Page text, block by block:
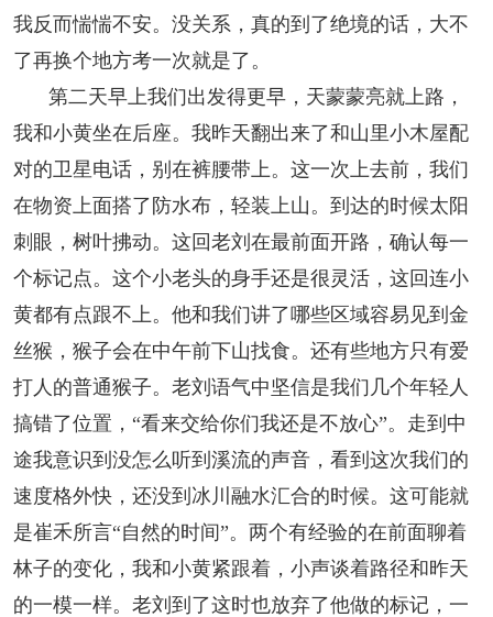
我反而惴惴不安。没关系，真的到了绝境的话，大不
了再换个地方考一次就是了。
第二天早上我们出发得更早，天蒙蒙亮就上路，
我和小黄坐在后座。我昨天翻出来了和山里小木屋配
对的卫星电话，别在裤腰带上。这一次上去前，我们
在物资上面搭了防水布，轻装上山。到达的时候太阳
刺眼，树叶拂动。这回老刘在最前面开路，确认每一
个标记点。这个小老头的身手还是很灵活，这回连小
黄都有点跟不上。他和我们讲了哪些区域容易见到金
丝猴，猴子会在中午前下山找食。还有些地方只有爱
打人的普通猴子。老刘语气中坚信是我们几个年轻人
搞错了位置，“看来交给你们我还是不放心”。走到中
途我意识到没怎么听到溪流的声音，看到这次我们的
速度格外快，还没到冰川融水汇合的时候。这可能就
是崔禾所言“自然的时间”。两个有经验的在前面聊着
林子的变化，我和小黄紧跟着，小声谈着路径和昨天
的一模一样。老刘到了这时也放弃了他做的标记，一